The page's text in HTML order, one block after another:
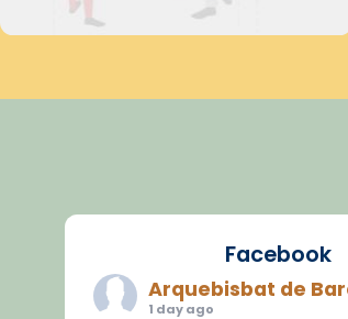
Facebook
Arquebisbat de
1 day ago